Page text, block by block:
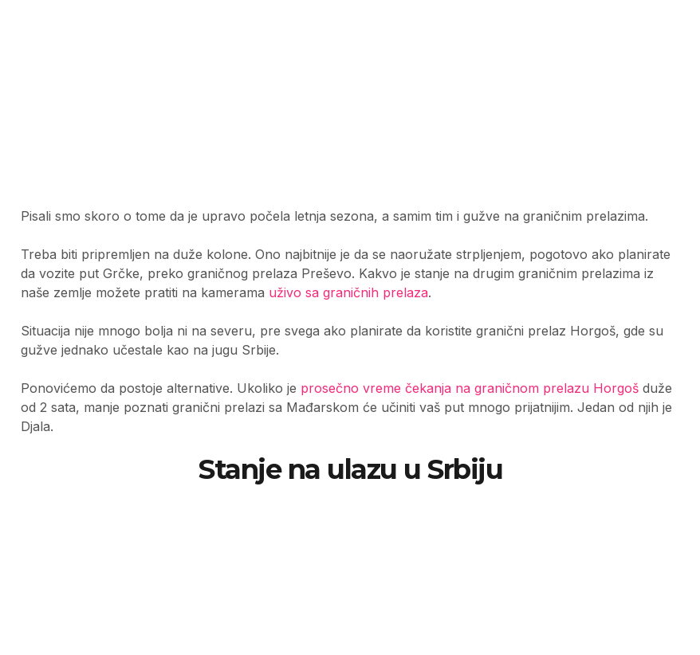
Pisali smo skoro o tome da je upravo počela letnja sezona, a samim tim i gužve na graničnim prelazima.
Treba biti pripremljen na duže kolone. Ono najbitnije je da se naoružate strpljenjem, pogotovo ako planirate
da vozite put Grčke, preko graničnog prelaza Preševo. Kakvo je stanje na drugim graničnim prelazima iz
naše zemlje možete pratiti na kamerama uživo sa graničnih prelaza.
Situacija nije mnogo bolja ni na severu, pre svega ako planirate da koristite granični prelaz Horgoš, gde su
gužve jednako učestale kao na jugu Srbije.
Ponovićemo da postoje alternative. Ukoliko je prosečno vreme čekanja na graničnom prelazu Horgoš duže
od 2 sata, manje poznati granični prelazi sa Mađarskom će učiniti vaš put mnogo prijatnijim. Jedan od njih je
Djala.
Stanje na ulazu u Srbiju